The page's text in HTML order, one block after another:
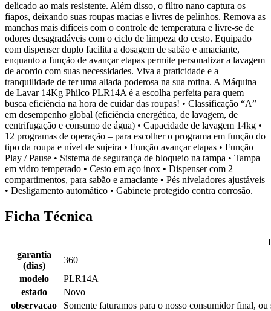
delicado ao mais resistente. Além disso, o filtro nano captura os
fiapos, deixando suas roupas macias e livres de pelinhos. Remova as
manchas mais difíceis com o controle de temperatura e livre-se de
odores desagradáveis com o ciclo de limpeza do cesto. Equipado
com dispenser duplo facilita a dosagem de sabão e amaciante,
enquanto a função de avançar etapas permite personalizar a lavagem
de acordo com suas necessidades. Viva a praticidade e a
tranquilidade de ter uma aliada poderosa na sua rotina. A Máquina
de Lavar 14Kg Philco PLR14A é a escolha perfeita para quem
busca eficiência na hora de cuidar das roupas! • Classificação “A”
em desempenho global (eficiência energética, de lavagem, de
centrifugação e consumo de água) • Capacidade de lavagem 14kg •
12 programas de operação – para escolher o programa em função do
tipo da roupa e nível de sujeira • Função avançar etapas • Função
Play / Pause • Sistema de segurança de bloqueio na tampa • Tampa
em vidro temperado • Cesto em aço inox • Dispenser com 2
compartimentos, para sabão e amaciante • Pés niveladores ajustáveis
• Desligamento automático • Gabinete protegido contra corrosão.
Ficha Técnica
garantia
(dias)
360
modelo
PLR14A
estado
Novo
observacao
Somente faturamos para o nosso consumidor final,